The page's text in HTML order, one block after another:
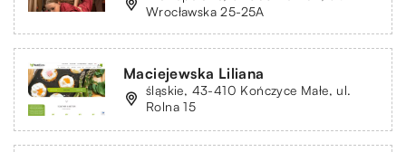
Wrocławska 25-25A
Maciejewska Liliana
śląskie, 43-410 Kończyce Małe, ul.
Rolna 15